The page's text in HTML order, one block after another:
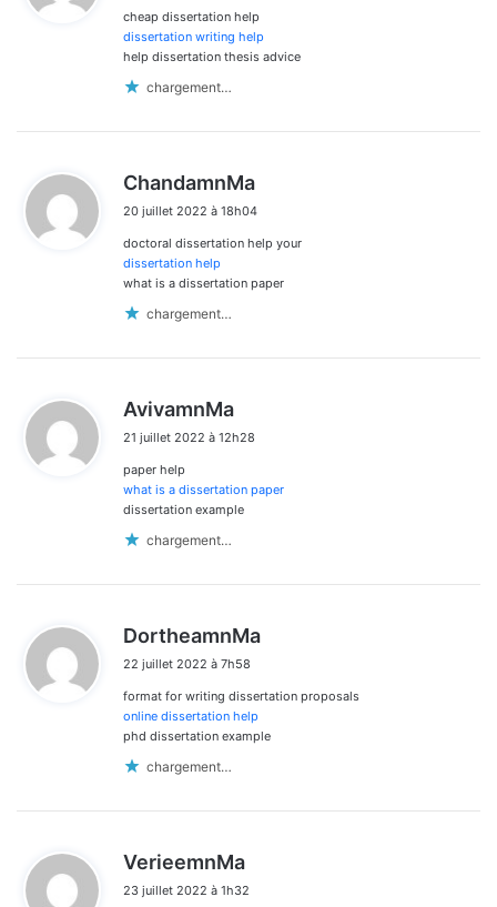
:
cheap dissertation help
dissertation writing help
help dissertation thesis advice
chargement…
ChandamnMa
t
20 juillet 2022 à 18h04
doctoral dissertation help your
dissertation help
what is a dissertation paper
chargement…
AvivamnMa
t
:
21 juillet 2022 à 12h28
paper help
what is a dissertation paper
dissertation example
chargement…
DortheamnMa
22 juillet 2022 à 7h58
format for writing dissertation proposals
online dissertation help
phd dissertation example
chargement…
VerieemnMa
t
23 juillet 2022 à 1h32